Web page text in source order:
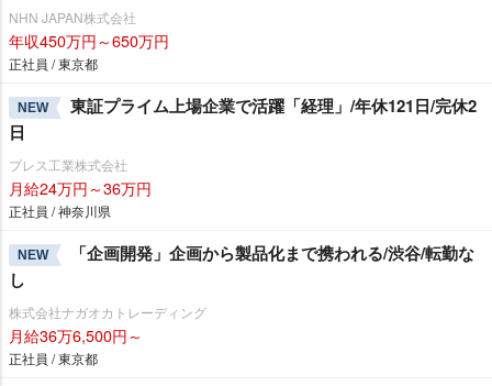
NHN JAPAN株式会社
年収450万円～650万円
正社員 / 東京都
NEW
東証プライム上場企業で活躍「経理」/年休121日/完休2
日
プレス工業株式会社
月給24万円～36万円
正社員 / 神奈川県
NEW
「企画開発」企画から製品化まで携われる/渋谷/転勤な
し
株式会社ナガオカトレーディング
月給36万6,500円～
正社員 / 東京都